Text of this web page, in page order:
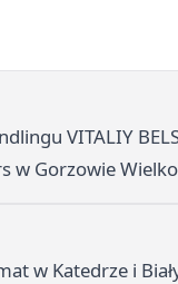
VITALIY
w Gorzowie
w Katedrze i